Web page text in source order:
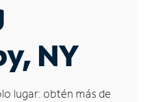
NY
lugar: obtén más de